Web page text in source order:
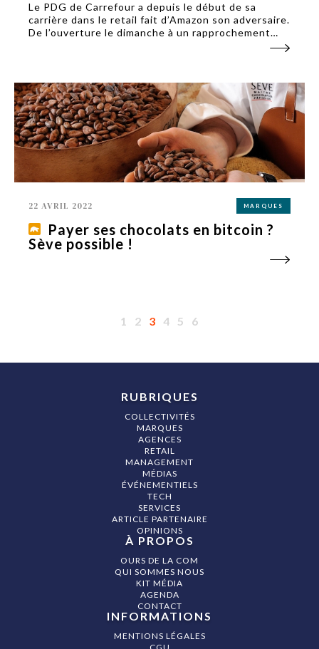
Le PDG de Carrefour a depuis le début de sa
carrière dans le retail fait d’Amazon son adversaire.
De l’ouverture le dimanche à un rapprochement
avec Facebook, retour sur les faits d’armes d’un
22 AVRIL 2022 MARQUES
Payer ses chocolats en bitcoin ?
Sève possible !
1 2 3 4 5 6
RUBRIQUES
COLLECTIVITÉS
MARQUES
AGENCES
RETAIL
MANAGEMENT
MÉDIAS
ÉVÉNEMENTIELS
TECH
SERVICES
ARTICLE PARTENAIRE
OPINIONS
À PROPOS
OURS DE LA COM
QUI SOMMES NOUS
KIT MÉDIA
AGENDA
CONTACT
INFORMATIONS
MENTIONS LÉGALES